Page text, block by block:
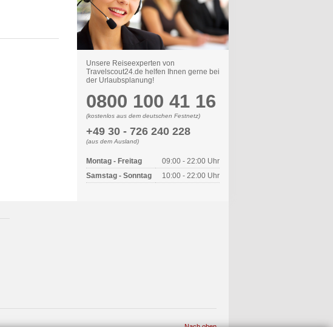
Unsere Reiseexperten von
Travelscout24.de helfen Ihnen gerne bei
der Urlaubsplanung!
0800 100 41 16
(kostenlos aus dem deutschen Festnetz)
+49 30 - 726 240 228
(aus dem Ausland)
Montag - Freitag
09:00 - 22:00 Uhr
Samstag - Sonntag
10:00 - 22:00 Uhr